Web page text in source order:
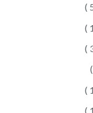
(
(
(
(
(